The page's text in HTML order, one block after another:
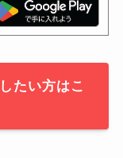
たい方はこ